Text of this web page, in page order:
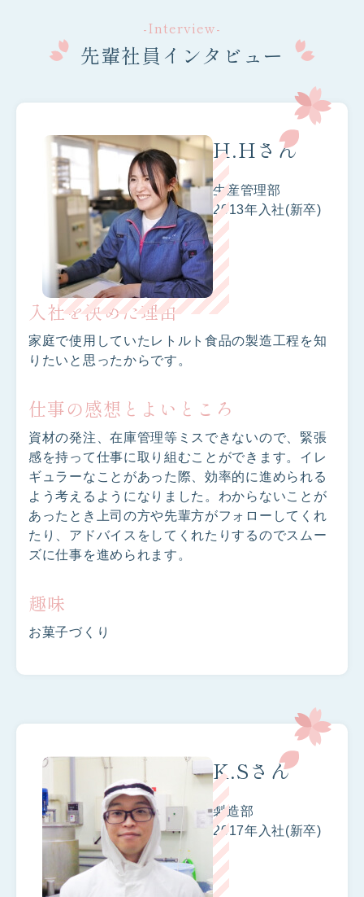
-Interview-
先輩社員インタビュー
H.Hさん
生産管理部
2013年入社(新卒)
入社を決めた理由
家庭で使用していたレトルト食品の製造工程を知
りたいと思ったからです。
仕事の感想とよいところ
資材の発注、在庫管理等ミスできないので、緊張
感を持って仕事に取り組むことができます。イレ
ギュラーなことがあった際、効率的に進められる
よう考えるようになりました。わからないことが
あったとき上司の方や先輩方がフォローしてくれ
たり、アドバイスをしてくれたりするのでスムー
ズに仕事を進められます。
趣味
お菓子づくり
K.Sさん
製造部
2017年入社(新卒)